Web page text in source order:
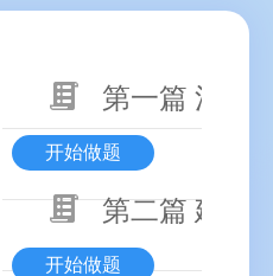
第一篇 消防
开始做题
第二篇 建筑
开始做题